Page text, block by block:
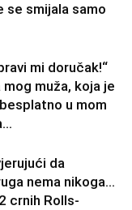
se smijala samo
mi doručak!“
muža, koja je
u mom
da
nema nikoga…
crnih Rolls-